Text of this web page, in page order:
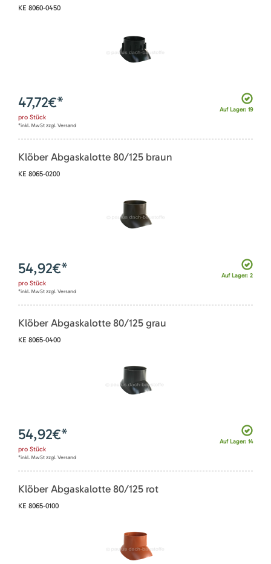
KE 8060-0450
Auf Lager: 19
47,72€*
pro Stück
*inkl. MwSt zzgl. Versand
Klöber Abgaskalotte 80/125 braun
KE 8065-0200
Auf Lager: 2
54,92€*
pro Stück
*inkl. MwSt zzgl. Versand
Klöber Abgaskalotte 80/125 grau
KE 8065-0400
Auf Lager: 14
54,92€*
pro Stück
*inkl. MwSt zzgl. Versand
Klöber Abgaskalotte 80/125 rot
KE 8065-0100